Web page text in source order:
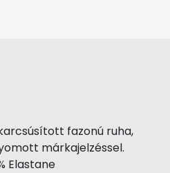
fazonú ruha,
márkajelzéssel.
Elastane